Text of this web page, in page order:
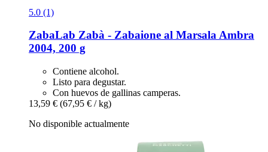
5.0 (1)
ZabaLab Zabà -​ Zabaione al Marsala Ambra
2004, 200 g
Contiene alcohol.
Listo para degustar.
Con huevos de gallinas camperas.
13,59 € (67,95 € / kg)
No disponible actualmente